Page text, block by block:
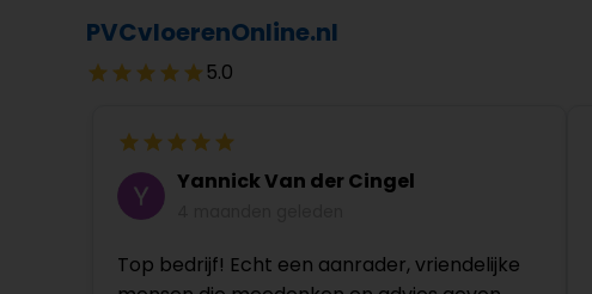
PVCvloerenOnline.nl
5.0
Yannick Van der Cingel
Top bedrijf! Echt een aanrader, vriendelijke